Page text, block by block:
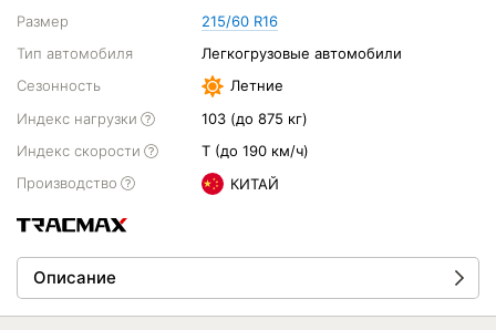
Размер
215/60 R16
Тип автомобиля
Легкогрузовые автомобили
Сезонность
Летние
Индекс нагрузки
103 (до 875 кг)
Индекс скорости
T (до 190 км/ч)
Производство
КИТАЙ
Описание